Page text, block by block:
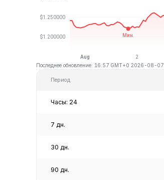
Последнее обновление: 16:57 GMT+0 2026-08-07
Период
Часы: 24
7 дн.
30 дн.
90 дн.